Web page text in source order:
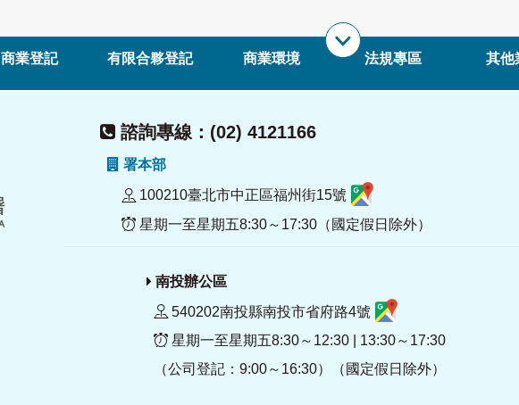
商業登記 有限合夥登記 商業環境 法規專區 其他
諮詢專線：(02) 4121166
署本部
100210臺北市中正區福州街15號
星期一至星期五8:30～17:30（國定假日除外）
南投辦公區
540202南投縣南投市省府路4號
星期一至星期五8:30～12:30 | 13:30～17:30
（公司登記：9:00～16:30）（國定假日除外）